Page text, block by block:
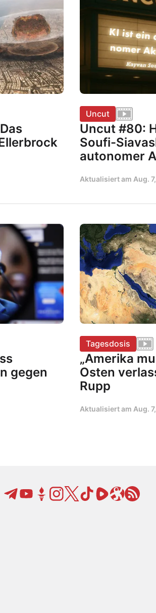
Uncut
Uncut #80:
Soufi-
autonomer
Aktualisiert am Aug.
gegen
Tagesdosis
„Amerika
Osten
Rupp
Aktualisiert am Aug.